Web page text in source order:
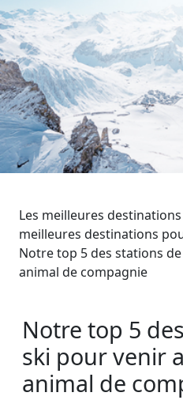
Les meilleures
meilleures destinations
Notre top 5 des stations
animal de compagnie
Notre top 5
ski pour venir
animal de